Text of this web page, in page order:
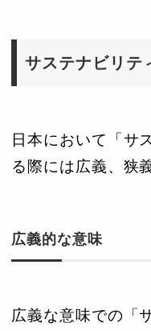
サステナビリテ
日本において「サ
る際には広義、狭
広義的な意味
広義な意味での「